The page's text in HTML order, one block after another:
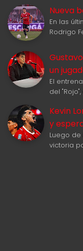
Nueva
En las
Rodrigo
un
El
del
Kevin
y
Luego
victoria